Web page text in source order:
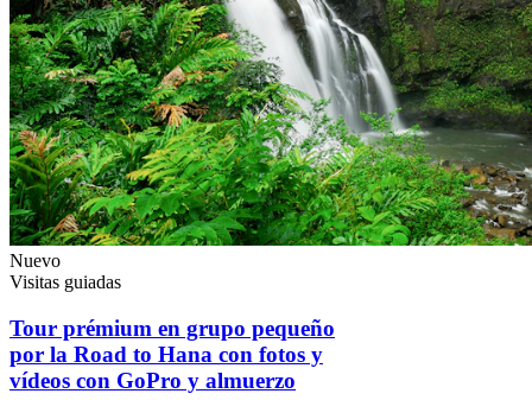
Nuevo
Visitas guiadas
Tour prémium en grupo pequeño
por la Road to Hana con fotos y
vídeos con GoPro y almuerzo